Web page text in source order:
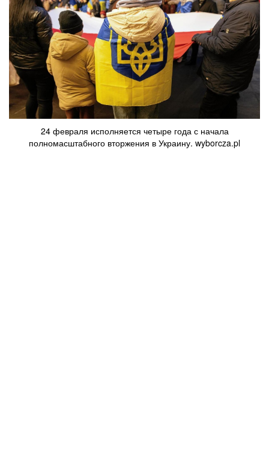
24 февраля исполняется четыре года с начала
полномасштабного вторжения в Украину. wyborcza.pl